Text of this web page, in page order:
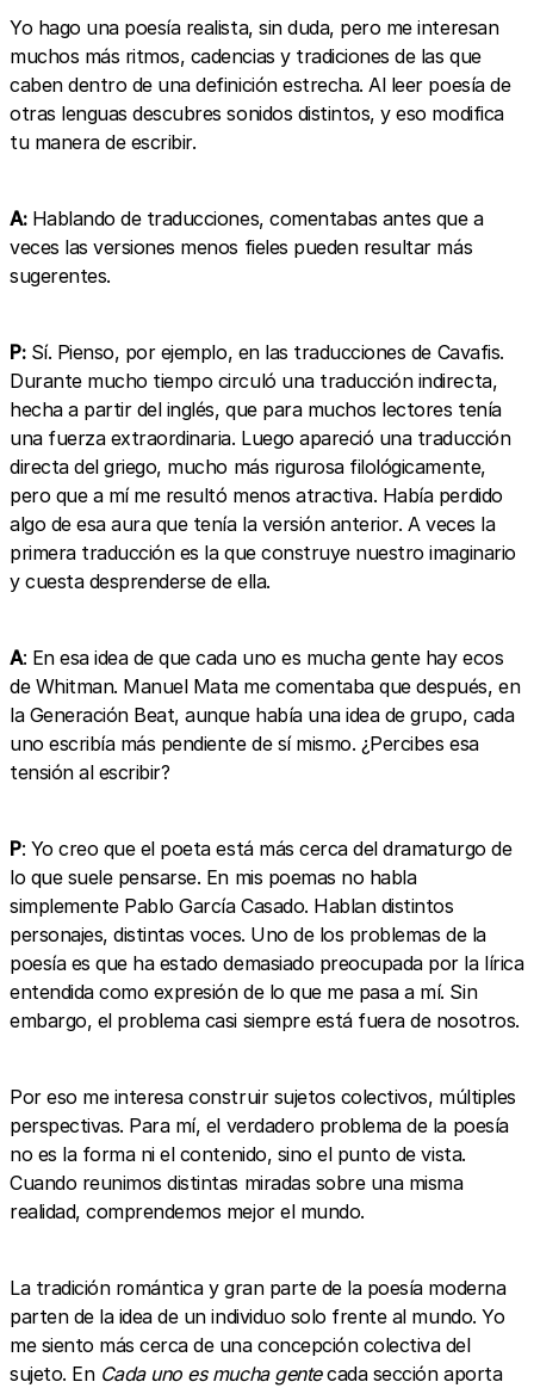
Yo hago una poesía realista, sin duda, pero me interesan
muchos más ritmos, cadencias y tradiciones de las que
caben dentro de una definición estrecha. Al leer poesía de
otras lenguas descubres sonidos distintos, y eso modifica
tu manera de escribir.
A:Hablando de traducciones, comentabas antes que a
veces las versiones menos fieles pueden resultar más
sugerentes.
P:Sí. Pienso, por ejemplo, en las traducciones de Cavafis.
Durante mucho tiempo circuló una traducción indirecta,
hecha a partir del inglés, que para muchos lectores tenía
una fuerza extraordinaria. Luego apareció una traducción
directa del griego, mucho más rigurosa filológicamente,
pero que a mí me resultó menos atractiva. Había perdido
algo de esa aura que tenía la versión anterior. A veces la
primera traducción es la que construye nuestro imaginario
y cuesta desprenderse de ella.
A: En esa idea de que cada uno es mucha gente hay ecos
de Whitman. Manuel Mata me comentaba que después, en
la Generación Beat, aunque había una idea de grupo, cada
uno escribía más pendiente de sí mismo. ¿Percibes esa
tensión al escribir?
P: Yo creo que el poeta está más cerca del dramaturgo de
lo que suele pensarse. En mis poemas no habla
simplemente Pablo García Casado. Hablan distintos
personajes, distintas voces. Uno de los problemas de la
poesía es que ha estado demasiado preocupada por la lírica
entendida como expresión de lo que me pasa a mí. Sin
embargo, el problema casi siempre está fuera de nosotros.
Por eso me interesa construir sujetos colectivos, múltiples
perspectivas. Para mí, el verdadero problema de la poesía
no es la forma ni el contenido, sino el punto de vista.
Cuando reunimos distintas miradas sobre una misma
realidad, comprendemos mejor el mundo.
La tradición romántica y gran parte de la poesía moderna
parten de la idea de un individuo solo frente al mundo. Yo
me siento más cerca de una concepción colectiva del
sujeto. En Cada uno es mucha gentecada sección aporta